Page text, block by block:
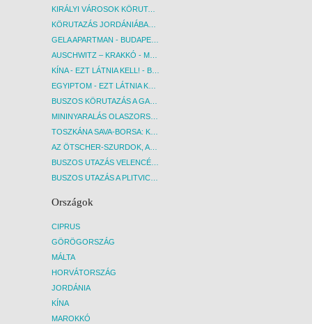
KIRÁLYI VÁROSOK KÖRUTAZÁS KÖZVETLEN REPÜLŐJÁRATTAL - BUDAPEST, REPÜLŐ
KÖRUTAZÁS JORDÁNIÁBAN, HOLT-TENGERI PIHENÉSSEL - BUDAPEST, REPÜLŐ
GELA APARTMAN - BUDAPEST, REPÜLŐ
AUSCHWITZ – KRAKKÓ - MEGRÁZÓ IDŐUTAZÁS! - BUDAPEST, BUSZ
KÍNA - EZT LÁTNIA KELL! - BUDAPEST, REPÜLŐ
EGYIPTOM - EZT LÁTNIA KELL! - BUDAPEST, REPÜLŐ
BUSZOS KÖRUTAZÁS A GARDA-TÓ KÖRNYÉKÉN - BUDAPEST, BUSZ
MININYARALÁS OLASZORSZÁGBAN: ÉSZAK-OLASZ GYÖNGYSZEMEK NYOMÁBAN - BUDAPEST, BUSZ
TOSZKÁNA SAVA-BORSA: KÓSTOLÓK ÉS KULTURÁLIS UTAZÁS - BUDAPEST, BUSZ
AZ ÖTSCHER-SZURDOK, AUSZTRIA GRAND CANYONJA - BUDAPEST, BUSZ
BUSZOS UTAZÁS VELENCÉBE - BUDAPEST, BUSZ
BUSZOS UTAZÁS A PLITVICEI-TAVAK NEMZETI PARKBA - BUDAPEST, BUSZ
Országok
CIPRUS
GÖRÖGORSZÁG
MÁLTA
HORVÁTORSZÁG
JORDÁNIA
KÍNA
MAROKKÓ